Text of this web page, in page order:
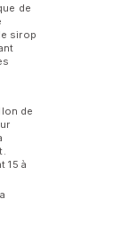
de
sirop
de
15 à